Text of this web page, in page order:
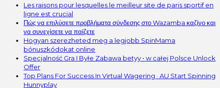
Les raisons pour lesquelles le meilleur site de paris sportif en
ligne est crucial
Πώς να επιλύσετε προβλήματα σύνδεσης στο Wazamba καζίνο και
να συνεχίσετε να παίζετε
Hogyan szerezheted meg a legjobb SpinMama
bónuszkódokat online
Specjalność Gra I Byłe Zabawa betyy • w całej Polsce Unlock
Offer
Top Plans For Success In Virtual Wagering · AU Start Spinning
Hunnyplay